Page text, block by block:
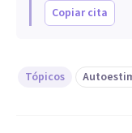
Copiar cita
Tópicos